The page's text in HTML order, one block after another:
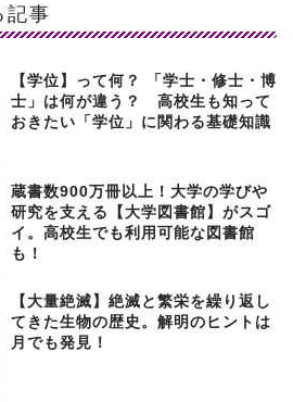
記事
【学位】って何？ 「学士・修士・博
士」は何が違う？ 高校生も知って
おきたい「学位」に関わる基礎知識
蔵書数900万冊以上！大学の学びや
研究を支える【大学図書館】がスゴ
イ。高校生でも利用可能な図書館
も！
【大量絶滅】絶滅と繁栄を繰り返し
てきた生物の歴史。解明のヒントは
月でも発見！